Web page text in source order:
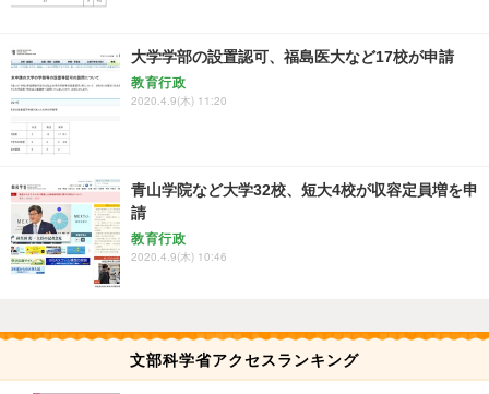
大学学部の設置認可、福島医大など17校が申請
教育行政
2020.4.9(木) 11:20
青山学院など大学32校、短大4校が収容定員増を申
請
教育行政
2020.4.9(木) 10:46
文部科学省アクセスランキング